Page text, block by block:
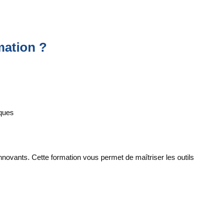
?
Cette formation vous permet de maîtriser les outils